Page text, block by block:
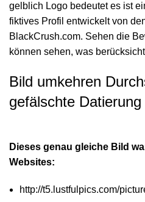
gelblich Logo bedeutet es ist
fiktives Profil entwickelt von
BlackCrush.com. Sehen die
können sehen, was
Bild umkehren
gefälschte
Dieses genau gleiche Bild
Websites:
http://t5.lustfulpics.com/